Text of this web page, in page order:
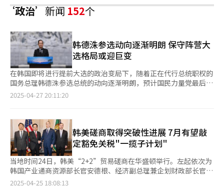
‘政治’新闻152个
韩德洙参选动向逐渐明朗 保守阵营大
选格局或迎巨变
在韩国即将进行提前大选的政治变局下，随着正在代行总统职权的
国务总理韩德洙参选总统的动向逐渐明朗，预计国民力量党最后阶
段的党内竞选格局会出现剧烈震荡。 27日，与韩德洙进行私下沟
民力量党第二轮党内竞选结果出炉后，正式宣布是否参选总统，因
此最快或在30日辞去公职。 在金文洙、安哲秀、韩东勋、洪准杓
四位候选人角逐的第二轮党内选举中，获得过半数支持的候选人会
直接成为最终候选人。如果韩德洙宣布参选，单一化谈判预计也会
迅速展开。考虑到近期国民力量党内候选人支持率相近，党内普遍
预测下月3日举行第二轮两人对决投票。 在此情况下，支持韩德洙
参选的选民会把选票投给哪一位候选人，成为外界关注的焦点。同
时，一直观望党内竞选进展而尚未明确归属任何阵营的部分议员也
2025-04-27 20:11:20
韩美磋商取得突破性进展 7月有望敲
定豁免关税"一揽子计划"
当地时间24日，韩美“2+2”贸易磋商在华盛顿举行。左起依次为
韩国产业通商资源部长官安德根、经济副总理兼企划财政部长官崔
相穆、美国财长斯科特·贝森特和贸易代表办公室代表贾米森·格
2025-04-25 18:08:13